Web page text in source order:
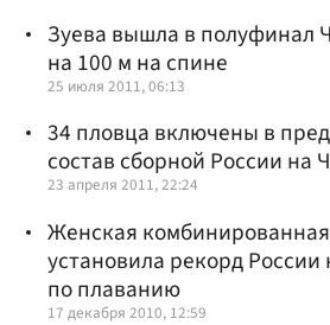
Зуева вышла в полуфинал
на 100 м на спине
25 июля 2011, 06:13
34 пловца включены в
состав сборной России на
23 апреля 2011, 22:24
Женская
установила рекорд
по плаванию
17 декабря 2010, 12:59